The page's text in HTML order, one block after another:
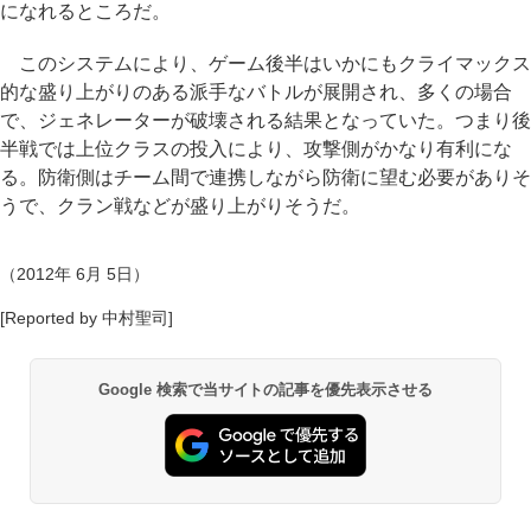
になれるところだ。
このシステムにより、ゲーム後半はいかにもクライマックス
的な盛り上がりのある派手なバトルが展開され、多くの場合
で、ジェネレーターが破壊される結果となっていた。つまり後
半戦では上位クラスの投入により、攻撃側がかなり有利にな
る。防衛側はチーム間で連携しながら防衛に望む必要がありそ
うで、クラン戦などが盛り上がりそうだ。
（2012年 6月 5日）
[Reported by 中村聖司]
Google 検索で当サイトの記事を優先表示させる